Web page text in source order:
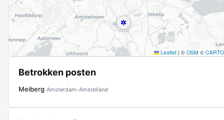
Leaflet | © OSM © CARTO
Betrokken posten
Meiberg Amsterdam-Amstelland